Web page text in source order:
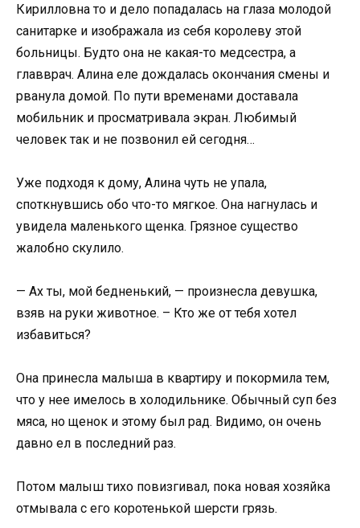
Кирилловна то и дело попадалась на глаза молодой
санитарке и изображала из себя королеву этой
больницы. Будто она не какая-то медсестра, а
главврач. Алина еле дождалась окончания смены и
рванула домой. По пути временами доставала
мобильник и просматривала экран. Любимый
человек так и не позвонил ей сегодня…
Уже подходя к дому, Алина чуть не упала,
споткнувшись обо что-то мягкое. Она нагнулась и
увидела маленького щенка. Грязное существо
жалобно скулило.
— Ах ты, мой бедненький, — произнесла девушка,
взяв на руки животное. – Кто же от тебя хотел
избавиться?
Она принесла малыша в квартиру и покормила тем,
что у нее имелось в холодильнике. Обычный суп без
мяса, но щенок и этому был рад. Видимо, он очень
давно ел в последний раз.
Потом малыш тихо повизгивал, пока новая хозяйка
отмывала с его коротенькой шерсти грязь.